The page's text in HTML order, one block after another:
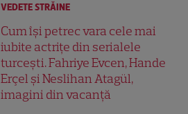
VEDETE STRĂINE
Cum își petrec vara cele mai
iubite actrițe din serialele
turcești. Fahriye Evcen, Hande
Erçel și Neslihan Atagül,
imagini din vacanță